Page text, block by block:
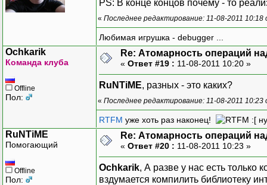
PS: В конце концов почему - то
« Последнее редактирование: 11-08-2011 10:18
Любимая игрушка - debugger ...
Ochkarik
Команда клуба
Offline
Пол:
Re: Атомарность операций
« Ответ #19 : 11-08-2011 10:20 »
RuNTiME, разных - это каких?
« Последнее редактирование: 11-08-2011 10:23
RTFM уже хоть раз наконец! :[
RuNTiME
Помогающий
Offline
Пол:
Re: Атомарность операций
« Ответ #20 : 11-08-2011 10:23 »
Ochkarik, А разве у нас есть только
вздумается компилить библиотеку